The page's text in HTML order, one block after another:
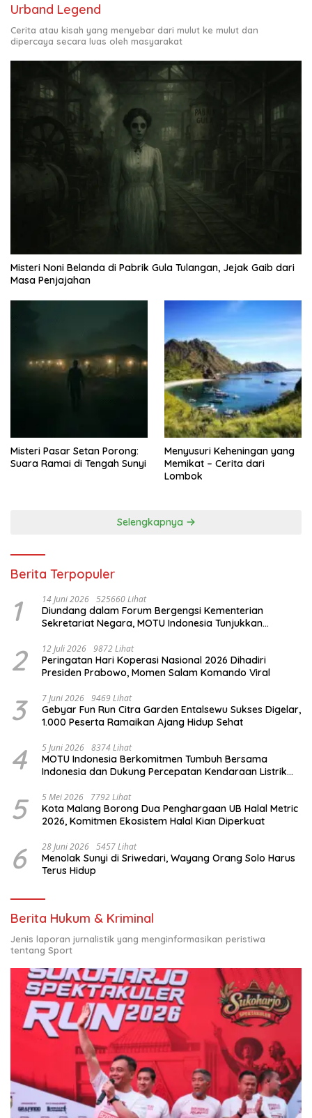
Urband Legend
Cerita atau kisah yang menyebar dari mulut ke mulut dan
dipercaya secara luas oleh masyarakat
Misteri Noni Belanda di Pabrik Gula Tulangan, Jejak Gaib dari
Masa Penjajahan
Misteri Pasar Setan Porong:
Suara Ramai di Tengah Sunyi
Menyusuri Keheningan yang
Memikat – Cerita dari
Lombok
Selengkapnya
Berita Terpopuler
1 14 Juni 2026 525660 Lihat
Diundang dalam Forum Bergengsi Kementerian
Sekretariat Negara, MOTU Indonesia Tunjukkan
2 12 Juli 2026 9872 Lihat
Peringatan Hari Koperasi Nasional 2026 Dihadiri
Presiden Prabowo, Momen Salam Komando Viral
3 7 Juni 2026 9469 Lihat
Gebyar Fun Run Citra Garden Entalsewu Sukses Digelar,
1.000 Peserta Ramaikan Ajang Hidup Sehat
4 5 Juni 2026 8374 Lihat
MOTU Indonesia Berkomitmen Tumbuh Bersama
Indonesia dan Dukung Percepatan Kendaraan Listrik
5 5 Mei 2026 7792 Lihat
Kota Malang Borong Dua Penghargaan UB Halal Metric
2026, Komitmen Ekosistem Halal Kian Diperkuat
6 28 Juni 2026 5457 Lihat
Menolak Sunyi di Sriwedari, Wayang Orang Solo Harus
Terus Hidup
Berita Hukum & Kriminal
Jenis laporan jurnalistik yang menginformasikan peristiwa
tentang Sport